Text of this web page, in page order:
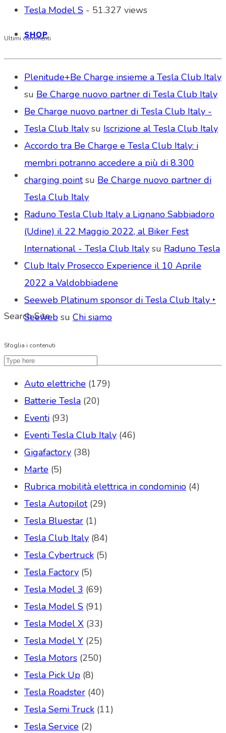
SHOP
Search Site
Tesla Model S - 51.327 views
Ultimi commenti
Plenitude+Be Charge insieme a Tesla Club Italy
su Be Charge nuovo partner di Tesla Club Italy
Be Charge nuovo partner di Tesla Club Italy -
Tesla Club Italy su Iscrizione al Tesla Club Italy
Accordo tra Be Charge e Tesla Club Italy: i
membri potranno accedere a più di 8.300
charging pointsu Be Charge nuovo partner di
Tesla Club Italy
Raduno Tesla Club Italy a Lignano Sabbiadoro
(Udine) il 22 Maggio 2022, al Biker Fest
International - Tesla Club Italy su Raduno Tesla
Club Italy Prosecco Experience il 10 Aprile
2022 a Valdobbiadene
Seeweb Platinum sponsor di Tesla Club Italy ‣
Seeweb su Chi siamo
Sfoglia i contenuti
Auto elettriche (179)
Batterie Tesla (20)
Eventi (93)
Eventi Tesla Club Italy (46)
Gigafactory (38)
Marte (5)
Rubrica mobilità elettrica in condominio (4)
Tesla Autopilot(29)
Tesla Bluestar (1)
Tesla Club Italy (84)
Tesla Cybertruck (5)
Tesla Factory (5)
Tesla Model 3 (69)
Tesla Model S (91)
Tesla Model X (33)
Tesla Model Y (25)
Tesla Motors (250)
Tesla Pick Up (8)
Tesla Roadster (40)
Tesla Semi Truck (11)
Tesla Service (2)